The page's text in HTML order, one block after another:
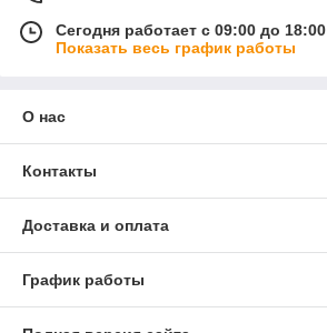
Сегодня работает с 09:00 до 18:00
Показать весь график работы
О нас
Контакты
Доставка и оплата
График работы